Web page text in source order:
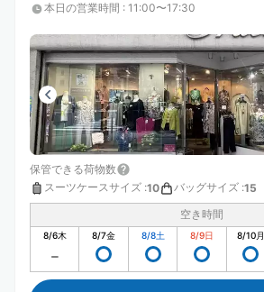
本日の営業時間 : 11:00〜17:30
保管できる荷物数
スーツケースサイズ :10 バッグサイズ :15
空き時間
8/6木 8/7金 8/8土 8/9日 8/10月